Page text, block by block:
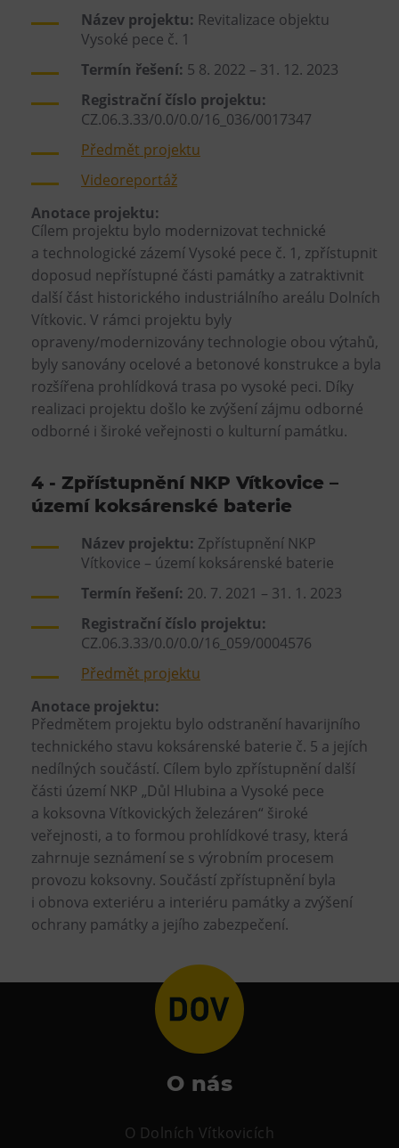
Název projektu: Revitalizace objektu
Vysoké pece č. 1
Termín řešení: 5 8. 2022 – 31. 12. 2023
Registrační číslo projektu:
CZ.06.3.33/0.0/0.0/16_036/0017347
Předmět projektu
Videoreportáž
Anotace projektu:
Cílem projektu bylo modernizovat technické
a technologické zázemí Vysoké pece č. 1, zpřístupnit
doposud nepřístupné části památky a zatraktivnit
další část historického industriálního areálu Dolních
Vítkovic. V rámci projektu byly
opraveny/modernizovány technologie obou výtahů,
byly sanovány ocelové a betonové konstrukce a byla
rozšířena prohlídková trasa po vysoké peci. Díky
realizaci projektu došlo ke zvýšení zájmu odborné
odborné i široké veřejnosti o kulturní památku.
4 - Zpřístupnění NKP Vítkovice –
území koksárenské baterie
Název projektu: Zpřístupnění NKP
Vítkovice – území koksárenské baterie
Termín řešení: 20. 7. 2021 – 31. 1. 2023
Registrační číslo projektu:
CZ.06.3.33/0.0/0.0/16_059/0004576
Předmět projektu
Anotace projektu:
Předmětem projektu bylo odstranění havarijního
technického stavu koksárenské baterie č. 5 a jejích
nedílných součástí. Cílem bylo zpřístupnění další
části území NKP „Důl Hlubina a Vysoké pece
a koksovna Vítkovických železáren“ široké
veřejnosti, a to formou prohlídkové trasy, která
zahrnuje seznámení se s výrobním procesem
provozu koksovny. Součástí zpřístupnění byla
i obnova exteriéru a interiéru památky a zvýšení
ochrany památky a jejího zabezpečení.
O nás
O Dolních Vítkovicích